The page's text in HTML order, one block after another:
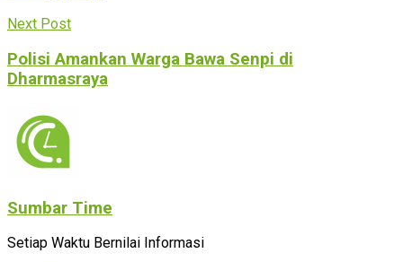
Next Post
Polisi Amankan Warga Bawa Senpi di
Dharmasraya
Sumbar Time
Setiap Waktu Bernilai Informasi